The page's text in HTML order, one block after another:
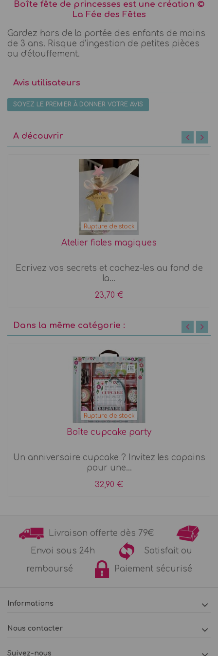
Boîte fête de princesses est une création ©
La Fée des Fêtes
Gardez hors de la portée des enfants de moins
de 3 ans. Risque d'ingestion de petites pièces
ou d'étouffement.
Avis utilisateurs
SOYEZ LE PREMIER À DONNER VOTRE AVIS
A découvrir
Rupture de stock
Atelier fioles magiques
Ecrivez vos secrets et cachez-les au fond de
la...
23,70 €
Dans la même catégorie :
Rupture de stock
Boîte cupcake party
Un anniversaire cupcake ? Invitez les copains
pour une...
32,90 €
Livraison offerte dès 79€
Envoi sous 24h
Satisfait ou
remboursé
Paiement sécurisé
Informations
Nous contacter
Suivez-nous